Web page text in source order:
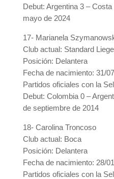
Debut: Argentina 3 –
mayo de 2024
17- Marianela
Club actual: Standard Liege
Posición: Delantera
Fecha de nacimiento: 31/
Partidos oficiales con la
Debut: Colombia 0 –
de septiembre de 2014
18- Carolina Troncoso
Club actual: Boca
Posición: Delantera
Fecha de nacimiento: 28/
Partidos oficiales con la